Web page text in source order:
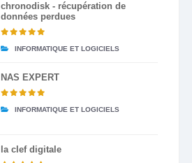
chronodisk - récupération de
données perdues
INFORMATIQUE ET LOGICIELS
NAS EXPERT
INFORMATIQUE ET LOGICIELS
la clef digitale